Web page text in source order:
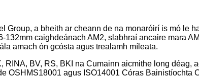
Group, a bheith ar cheann de na monaróirí is mó le
caighdeánach AM2, slabhraí ancaire mara
amach ón gcósta agus trealamh míleata.
BV, RS, BKI na Cumainn aicmithe long
OSHMS18001 agus ISO14001 Córas Bainistíochta